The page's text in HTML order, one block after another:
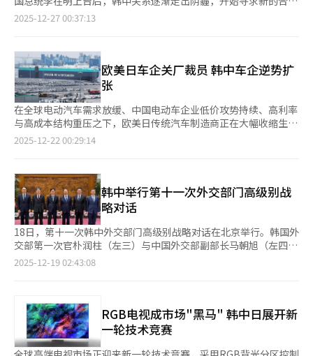
朝鲜问题上的沟通与协调渠道顺畅。 若在首脑会谈中，习近平公
广泛看好，但限制同样客观存在无法被忽视。首先，中美战略博弈
仍是最大变量，韩中关系难以脱离这一结构背景。其次，台海局
势、中日关系、朝鲜的核开发等等地区不稳定因素随时可能对双边
关系产生冲击。再次，西海（黄海）构筑物、中国渔船非法越境捕
捞等摩擦尚未找到解决途径，随时可能引发新的争议。 前任总统
尹锡悦执政的1000多天里，由于奉行价值观外交，完全倒向美
国，导致韩中关系严重受挫。李在明的此次访问难以彻底改变结构
性矛盾，达成戏剧性的突破，但完全可以将韩中关系从情绪性修复
互信与沟通机制，在安全上维持顺畅的沟通与对话。 若能在这些
方面取得虽有限但可视的进展，韩中关系将真正走出过去数年的低
谷，进入稳定的新轨道。这正是此次访问最现实、也最重要的意义
所在。
工为主的访问不同，此次“掌门人外交”被视为韩国经济界重新布
局中国市场、深化对华合作的重要信号。 访问期间，代表团计划
链稳定、服务与内容产业合作等议题展开探讨。在全球供应链重组
与科技竞争日益加剧的背景下，双方将致力于构建“互补互惠、水
平协作”的新型经贸合作关系。 ▲李在明本月访华在望 首脑外交
成关键变量 在外交日程方面，李在明有望于今年年初访华，与习
近平主席举行韩中首脑会谈的可能性极大。此次访问若顺利进行，
可视为就去年11月亚太经合组织（APEC）领导人非正式会议期间
习近平主席对韩国进行国事访问的正式回访。 韩中全球协会会长
焦“分歧较小、共识度较高”的议题，从而为两国关系注入新的力
量。分析认为，在中美战略竞争持续、中日关系趋紧、朝中与朝俄
关系趋近的复杂格局下，韩国试图通过务实外交拓展自身战略回旋
空间。 ▲韩中关系站在十字路口 稳定机制亟需构建 多位外交分析
人士指出，韩中关系难以回到过去的“蜜月期”。安全、技术与制
度层面的结构性竞争预计长存。然而，在竞争中建立沟通机制、管
控分歧、扩大合作面，成为双方面临的挑战。 今年或将成为韩中
关系走向稳定的关键一年。K-POP能否促使双方关系趋稳，经济代
影响地区格局的未来走向。
下，此访为推动中韩战略合作伙伴关系进一步向前发展发挥积极作
用。
延伸。这不是一场以宣示立场为目的的访问，而是强调在一线、在
具体项目中寻求成果。半导体、电池、电动汽车、生物医药、文化
而言，既无法将中国排除在外，也不可能毫无保留地照单全收。
值得注意的是，外界亦关注此次访问中，除经贸合作外，是否涉及
防务与安全领域的沟通。这表明，首尔正尝试以更立体的方式管理
中韩关系，而不仅限于经济层面。 但正是在此刻，更需要保持冷
静。“融冰期”意味着解冻在即，但也意味着风险。冰层最薄之
时，恰恰最容易失足。对中国释放的友好信号作过度乐观解读并不
理性。中国确实在释放善意，但这更像是战术层面的调整，而非战
略方向的根本转变。在中美战略竞争的大背景下，中国需要韩国，
强调互利共赢，而在涉及技术主权与安全的关键领域，门槛依旧存
在。防务层面的交流，短期内更可能停留在象征与沟通层面，而非
实质性突破。 历史经验值得警惕。韩国曾在双边关系升，过度依
赖政治层面的乐观预期，最终遭遇现实冲击。这一经历留下的教训
是：与中国的关系越是在改善之时，越需要保持理性与谨慎。 李
在明此访中国，是必要的，也是适时的。与其任由关系僵化，不如
主动管理，与其放任误解，不如保持沟通。考虑到韩国经济面临的
的数量是否可观。真正重要的是关系运作的方式本身。以利益而非
情绪为基础，以执行而非口号为核心，以可持续而非短期成果为目
标——这应成为当前韩中关系重新校准的基本原则。 融冰期终将过
去，河流要么重新奔流，要么再次封冻。走向何方，取决于双方的
判断与姿态。此刻再次相互凝视的韩中两国，不应回到过去，而应
也期待此次谈判进展可能成为“限韩令”松绑的契机。中国在
2016年因反对韩国部署“萨德”反导系统，于次年对韩国文化、
文化在中国市场传播确实受到限制。 吕翰九前前日访华，先后会
见中国国际贸易促进委员会、国务院发展研究中心的部长级官员。
据产业商部介绍，吕翰九与各方就全球贸易环境变化、供应链重组
和技术创新给产业带来的影响、韩中贸易合作方向等广泛交换意
见。吕翰九将于当天结束访华行程回国。
空间。2025年11月1日在庆州举行的韩中首脑会谈尤其具有标志性
展”达成共识。 在金融领域，两国签署了规模达70万亿韩元/4000
亿元人民币的双边本币互换协议，有效期五年。此举标志着两国在
复杂的国际金融环境下延续了这一重要金融合作安排，为区域经济
稳定与双边贸易投资提供了持续保障。 韩中本币互换协议始于
2008年全球金融危机。面对当时急剧紧缩的美元流动性，两国央
行于2008年12月12日首次签署协议，规模为38万亿韩元/1800亿
元人民币，被视为东亚国家携手应对危机、构建区域金融安全网的
关键一步。 随着合作成效显现，协议规模在2011年10月首次续签
金融合作的强烈意愿。2014年的续签实现了重要升级——双方明确
约定将部分互换资金用于支持贸易结算，标志着协议功能从应对危
机向服务日常贸易投资便利化拓展。 然而，该协议并非一帆风
顺。2020年10月协议到期后曾一度未能如期续签，进入“技术性
延长”状态，引发市场对区域金融合作前景的广泛关注。分析普遍
认为，这一插曲反映了地缘政治因素对经济合作的潜在影响。 但
金融合作的务实需求最终占据上风。经过沟通协商，双方于近期成
功续签。尽管规模根据当前实际需求与汇率水平进行了微调，但五
贸易、降低企业汇兑成本，但也有观点指出，人民币在全球贸易结
算中的占比仍然有限，货币互换的实际效应恐难全面显现。 据韩
国经济界近日消息，韩国对华贸易去年自1992年韩中建交以来首
次出现逆差。在此背景下，韩国企业普遍期待通过本币互换在对华
2025-12-27 00:37:13
欧美日车企关厂裁员 韩中车企逆势扩
张
在全球电动汽车需求放缓、中国电动车企业低价攻势持续、高利率
与高成本结构重压之下，欧美日传统汽车制造商正在大幅收缩生产
体系，停产与关闭海外工厂及本国工厂的案例不断出现。与此形成
制造商大众汽车集团本月将关闭位于德国德累斯顿的工厂。该工厂
负责生产大众ID.3。这是大众成立88年来首次关闭德国本土工厂，
也是其去年10月与工会达成的结构调整方案的延续举措。大众今年
第三季度录得10.7亿欧元亏损，为2020年第二季度以来首次季度
亏损。对此，大众已宣布实施关厂及裁员措施。 此外，美国通用
汽车（GM）近期也采取了减产举措。位于田纳西州斯普林希尔
（Spring Hill）的工厂已暂停生产凯迪拉克电动SUV，并计划在明
年初进一步缩减产能。受美国电动车补贴政策调整影响，通用决定
工厂的生产并最终关闭，此举为日产自2001年以来首次关闭日本
国内工厂。 业内分析指出，传统车企相继关停生产线，主要源于
两大背景：一是电动化转型步伐落后于市场需求变化，二是中国电
动车企的崛起打破传统格局，导致欧美日车企在全球及本土市场份
2025-12-22 00:29:14
韩中举行第十一次外交部门高级别战
略对话
18日，第十一次韩中外交部门高级别战略对话在北京举行。韩国外
交部第一次官朴润柱（左三）与中国外交部副部长马朝旭（左四）
合影留念。
2025-12-19 02:43:08
RGB电视成市场"黑马" 韩中日展开新
一轮技术竞赛